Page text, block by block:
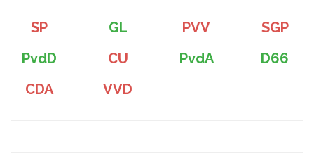
SP GL PVV
SGP
PvdD
CU PvdA
D66
CDA
VVD